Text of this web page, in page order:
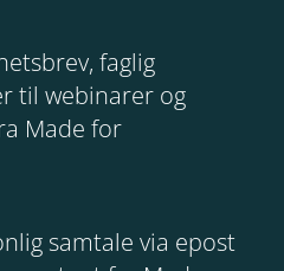
faglig
til webinarer og
Made for
samtale via epost